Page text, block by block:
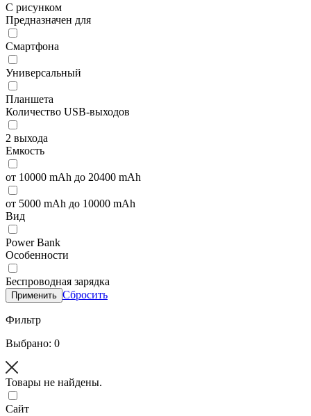
С рисунком
Предназначен для
Смартфона
Универсальный
Планшета
Количество USB-выходов
2 выхода
Емкость
от 10000 mAh до 20400 mAh
от 5000 mAh до 10000 mAh
Вид
Power Bank
Особенности
Беспроводная зарядка
Применить Сбросить
Фильтр
Выбрано: 0
Товары не найдены.
Сайт